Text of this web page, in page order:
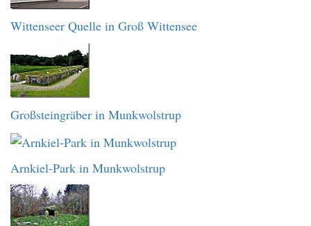
Wittenseer Quelle in Groß Wittensee
Großsteingräber in Munkwolstrup
Arnkiel-Park in Munkwolstrup